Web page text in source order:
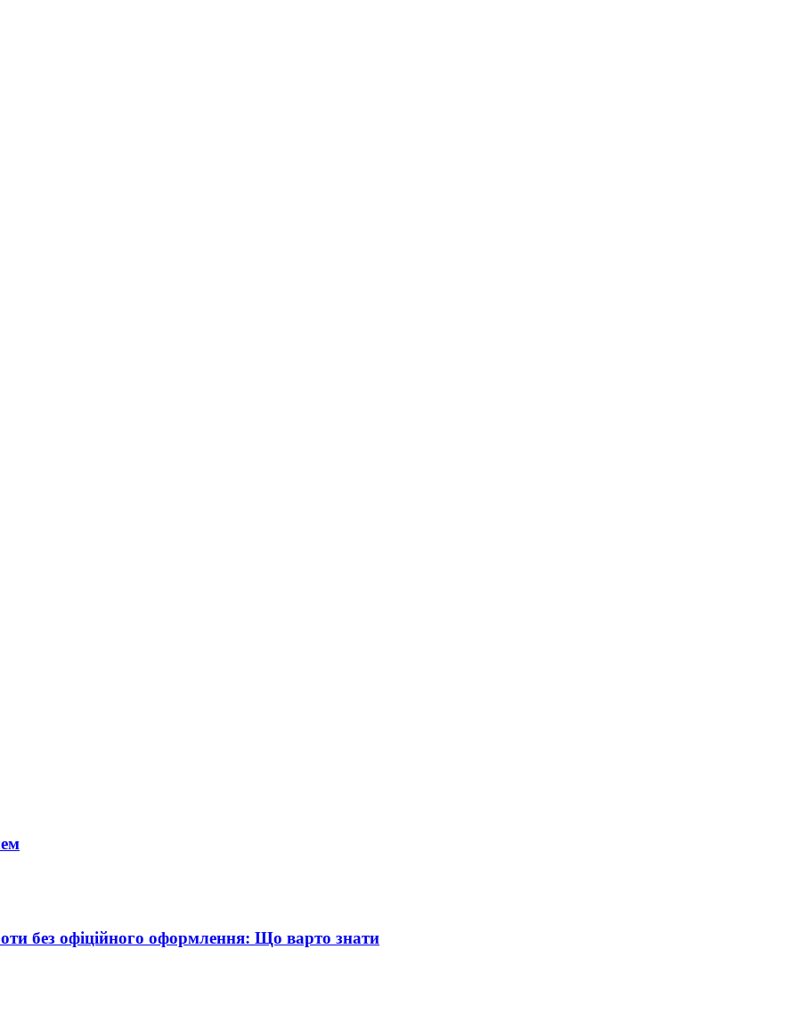
без офіційного оформлення: Що варто знати